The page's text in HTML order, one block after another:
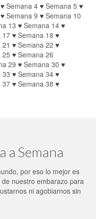
♥ Semana 4 ♥ Semana 5 ♥
♥ Semana 9 ♥ Semana 10
13 ♥ Semana 14 ♥
17♥ Semana 18 ♥
♥ Semana 22 ♥
25 ♥ Semana 26
29 ♥ Semana 30 ♥
33 ♥ Semana 34 ♥
37♥ Semana 38 ♥
a Semana
por eso lo mejor es
nuestro embarazo para
ni agobiarnos sin